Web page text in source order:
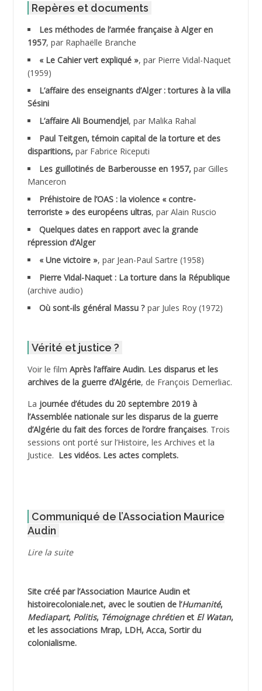
ABID Mohamed
ABNOUN Salah
ACHACHE M.*
ACHLAF Ali
ADALMI
ADANE Ramdane *
ADDAD
ADDALA Boualem*
ADDANE
ADDECHE Rachid
ADELIOUAT Vve AIT SAADA
ADJANI Khaled
ADJAOUT
ADNI Mohamed Akli
ADOUL Arab *
AGOULMINE
AHLOUCHE Mabrouk *
AIBLIED Ahmed
Repères et documents
Les méthodes de l’armée française à Alger en
1957, par Raphaëlle Branche
« Le Cahier vert expliqué », par Pierre Vidal-Naquet
(1959)
L’affaire des enseignants d’Alger : tortures à la villa
Sésini
L’affaire Ali Boumendjel, par Malika Rahal
Paul Teitgen, témoin capital de la torture et des
disparitions, par Fabrice Riceputi
Les guillotinés de Barberousse en 1957, par Gilles
Manceron
Préhistoire de l’OAS : la violence « contre-
terroriste » des européens ultras, par Alain Ruscio
Quelques dates en rapport avec la grande
répression d’Alger
« Une victoire », par Jean-Paul Sartre (1958)
Pierre Vidal-Naquet : La torture dans la République
(archive audio)
Où sont-ils général Massu ? par Jules Roy (1972)
Vérité et justice ?
Voir le film Après l’affaire Audin. Les disparus et les
archives de la guerre d’Algérie, de François Demerliac.
La journée d’études du 20 septembre 2019 à
l’Assemblée nationale sur les disparus de la guerre
d’Algérie du fait des forces de l’ordre françaises. Trois
sessions ont porté sur l’Histoire, les Archives et la
Justice. Les vidéos. Les actes complets.
Communiqué de l’Association Maurice
Audin
Lire la suite
Site créé par l’Association Maurice Audinet
histoirecoloniale.net, avec le soutien de l’Humanité,
Mediapart, Politis, Témoignage chrétienet El Watan,
et les associations Mrap, LDH, Acca, Sortir du
colonialisme.